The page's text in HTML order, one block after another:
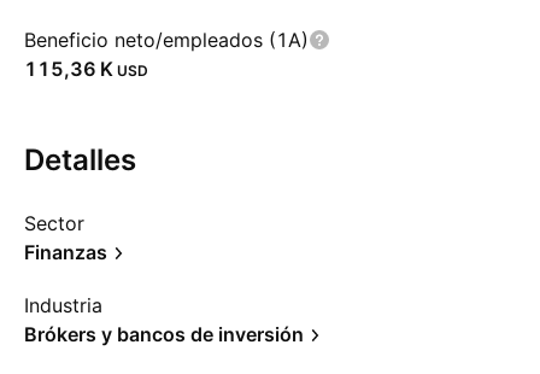
Beneficio neto/empleados (1A)
‪115,36 K‬ USD
Detalles
Sector
Finanzas
Industria
Brókers y bancos de inversión